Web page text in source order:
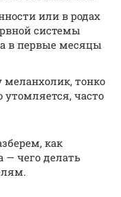
или в родах
системы
в первые месяцы
меланхолик, тонко
часто
как
— чего делать